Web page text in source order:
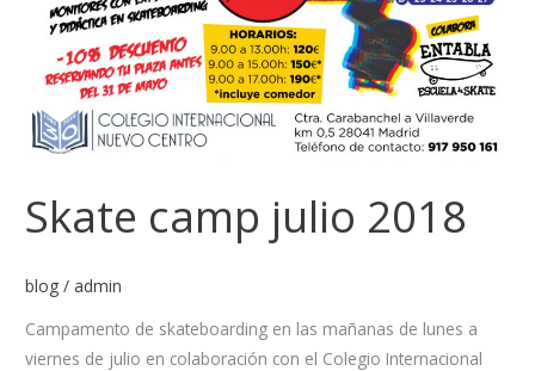
Skate camp julio 2018
blog / admin
Campamento de skateboarding en las mañanas de lunes a
viernes de julio en colaboración con el Colegio Internacional